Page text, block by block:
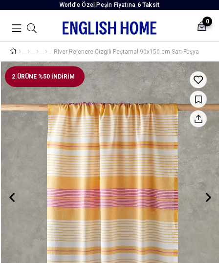
World’e Özel Peşin Fiyatına 6 Taksit
0
River Rejenere Çizgili Peştamal 90x150 cm Sarı-Fuşya
2.ÜRÜNE %50 İNDİRİM